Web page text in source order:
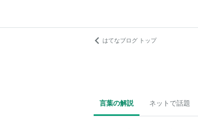
はてなブログ トップ
言葉の解説 ネットで話題